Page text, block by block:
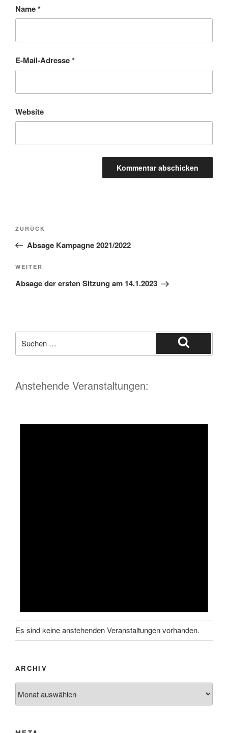
Name*
E-Mail-Adresse*
Website
Beitragsnavigation
Vorheriger
Beitrag
ZURÜCK
Absage Kampagne 2021/2022
Nächster
Beitrag
WEITER
Absage der ersten Sitzung am 14.1.2023
nach:
Suchen
Anstehende Veranstaltungen:
Es sind keine anstehenden Veranstaltungen vorhanden.
ARCHIV